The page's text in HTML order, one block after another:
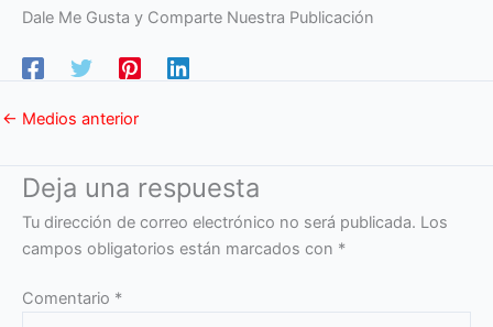
Dale Me Gusta y Comparte Nuestra Publicación
← Medios anterior
Deja una respuesta
Tu dirección de correo electrónico no será publicada. Los
campos obligatorios están marcados con *
Comentario *